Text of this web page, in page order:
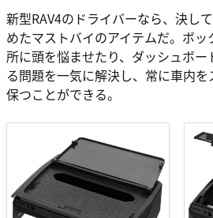
新型RAV4のドライバーなら、決し
めたマストバイのアイテムだ。ボ
所に頭を悩ませたり、ダッシュボ
る問題を一気に解決し、常に車内
保つことができる。